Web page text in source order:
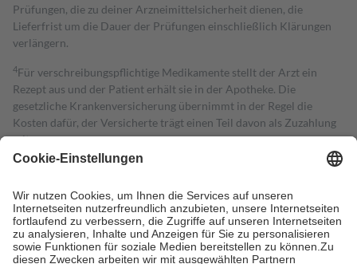
Prüfungen, die zu deiner Arzneimittelsicherheit dienen, die
Lieferfrist um die Dauer der Prüfungen einschließlich Klärungen
verlängern.
4Für verschreibungspflichtige Medikamente stellt der Arzt ein
Rezept aus und der Patient erhält sie in der Apotheke. Die
gesetzliche Krankenversicherung übernimmt in der Regel die
Kosten dafür, der Versicherte trägt einen Teil davon als Zuzahlung
mit.
Grundsätzlich leisten Mitglieder Zuzahlungen in Höhe von zehn
höchstens zehn Euro.
Es sind jedoch nie mehr als die tatsächlichen
Kosten der Leistung zu entrichten.
Diese Regeln gelten grundsätzlich auch für Online-Apotheken.
Bei Heilmitteln und häuslicher Krankenpflege beträgt die
Zuzahlung zehn Prozent der Kosten sowie zehn Euro je